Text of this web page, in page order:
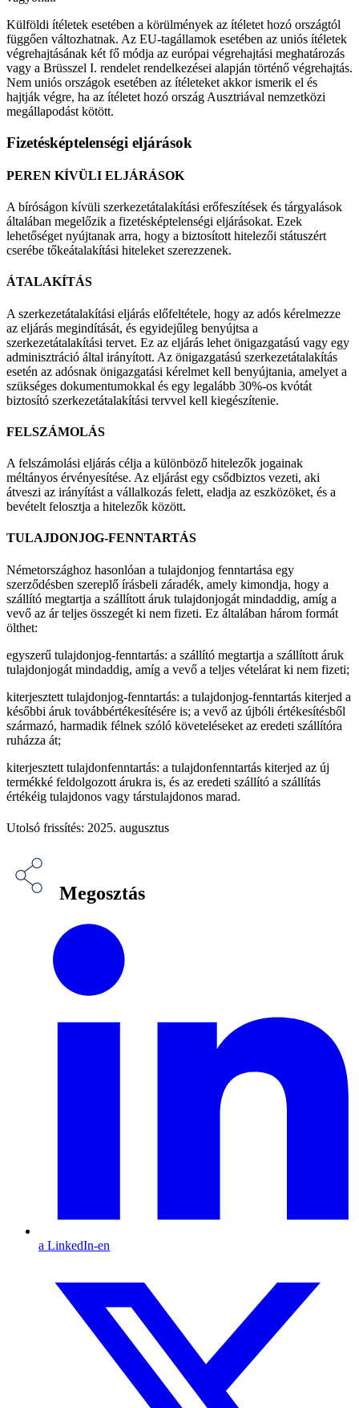
Külföldi ítéletek esetében a körülmények az ítéletet hozó országtól
függően változhatnak. Az EU-tagállamok esetében az uniós ítéletek
végrehajtásának két fő módja az európai végrehajtási meghatározás
vagy a Brüsszel I. rendelet rendelkezései alapján történő végrehajtás.
Nem uniós országok esetében az ítéleteket akkor ismerik el és
hajtják végre, ha az ítéletet hozó ország Ausztriával nemzetközi
megállapodást kötött.
Fizetésképtelenségi eljárások
PEREN KÍVÜLI ELJÁRÁSOK
A bíróságon kívüli szerkezetátalakítási erőfeszítések és tárgyalások
általában megelőzik a fizetésképtelenségi eljárásokat. Ezek
lehetőséget nyújtanak arra, hogy a biztosított hitelezői státuszért
cserébe tőkeátalakítási hiteleket szerezzenek.
ÁTALAKÍTÁS
A szerkezetátalakítási eljárás előfeltétele, hogy az adós kérelmezze
az eljárás megindítását, és egyidejűleg benyújtsa a
szerkezetátalakítási tervet. Ez az eljárás lehet önigazgatású vagy egy
adminisztráció által irányított. Az önigazgatású szerkezetátalakítás
esetén az adósnak önigazgatási kérelmet kell benyújtania, amelyet a
szükséges dokumentumokkal és egy legalább 30%-os kvótát
biztosító szerkezetátalakítási tervvel kell kiegészítenie.
FELSZÁMOLÁS
A felszámolási eljárás célja a különböző hitelezők jogainak
méltányos érvényesítése. Az eljárást egy csődbiztos vezeti, aki
átveszi az irányítást a vállalkozás felett, eladja az eszközöket, és a
bevételt felosztja a hitelezők között.
TULAJDONJOG-FENNTARTÁS
Németországhoz hasonlóan a tulajdonjog fenntartása egy
szerződésben szereplő írásbeli záradék, amely kimondja, hogy a
szállító megtartja a szállított áruk tulajdonjogát mindaddig, amíg a
vevő az ár teljes összegét ki nem fizeti. Ez általában három formát
ölthet:
egyszerű tulajdonjog-fenntartás: a szállító megtartja a szállított áruk
tulajdonjogát mindaddig, amíg a vevő a teljes vételárat ki nem fizeti;
kiterjesztett tulajdonjog-fenntartás: a tulajdonjog-fenntartás kiterjed a
későbbi áruk továbbértékesítésére is; a vevő az újbóli értékesítésből
származó, harmadik félnek szóló követeléseket az eredeti szállítóra
ruházza át;
kiterjesztett tulajdonfenntartás: a tulajdonfenntartás kiterjed az új
termékké feldolgozott árukra is, és az eredeti szállító a szállítás
értékéig tulajdonos vagy társtulajdonos marad.
Utolsó frissítés: 2025. augusztus
Megosztás
a LinkedIn-en